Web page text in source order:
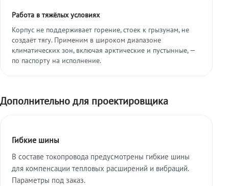
Работа в тяжёлых условиях
Корпус не поддерживает горение, стоек к грызунам, не
создаёт тягу. Применим в широком диапазоне
климатических зон, включая арктические и пустынные, —
по паспорту на исполнение.
Дополнительно для проектировщика
Гибкие шины
В составе токопровода предусмотрены гибкие шины
для компенсации тепловых расширений и вибраций.
Параметры под заказ.